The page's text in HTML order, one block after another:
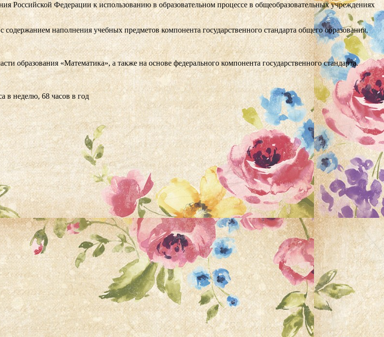
Российской Федерации к использованию в образовательном процессе в общеобразовательных учреждениях
наполнения учебных предметов компонента государственного стандарта общего образования,
образования «Математика», а также на основе федерального компонента государственного стандарта.
в неделю, 68 часов в год